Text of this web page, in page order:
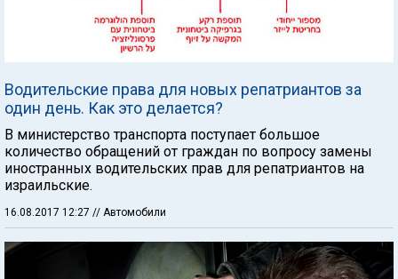
Водительские права для новых репатриантов за
один день. Как это делается?
В министерство транспорта поступает большое
количество обращений от граждан по вопросу замены
иностранных водительских прав для репатриантов на
израильские.
16.08.2017 12:27 // Автомобили